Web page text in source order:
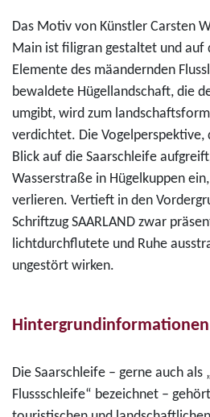
Das Motiv von Künstler Carsten
Main ist filigran gestaltet und auf
Elemente des mäandernden
bewaldete Hügellandschaft, die
umgibt, wird zum
verdichtet. Die Vogelperspektive,
Blick auf die Saarschleife
Wasserstraße in Hügelkuppen
verlieren. Vertieft in den
Schriftzug SAARLAND zwar
lichtdurchflutete und Ruhe
ungestört wirken.
Hintergrundinformationen
Die Saarschleife – gerne auch als
Flussschleife“ bezeichnet –